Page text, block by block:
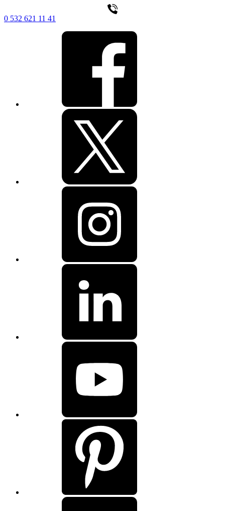
0 532 621 11 41